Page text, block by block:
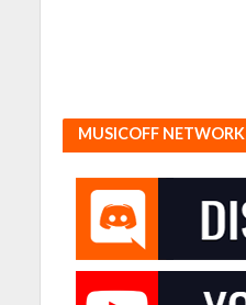
MUSICOFF NETWORK